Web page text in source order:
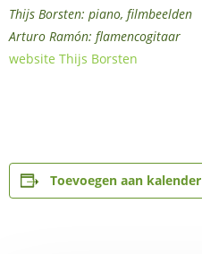
Thijs Borsten: piano, filmbeelden
Arturo Ramón: flamencogitaar
website Thijs Borsten
Toevoegen aan kalender